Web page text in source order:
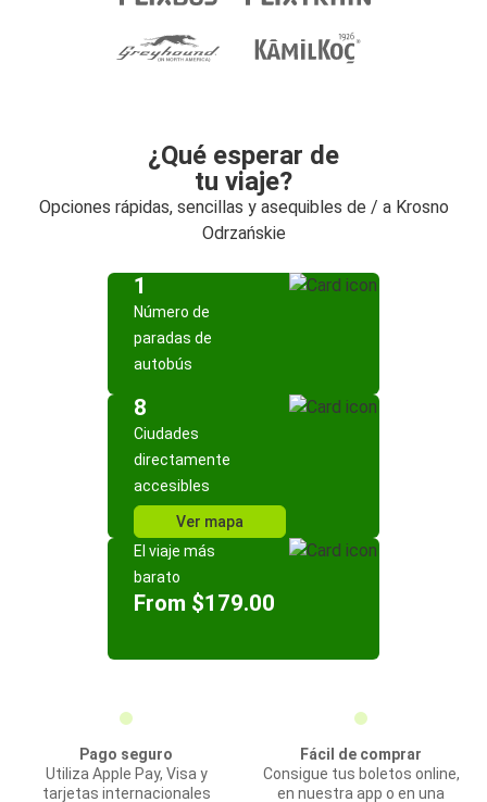
¿Qué esperar de
tu viaje?
Opciones rápidas, sencillas y asequibles de / a Krosno
Odrzańskie
1
Número de
paradas de
autobús
8
Ciudades
directamente
accesibles
Ver mapa
El viaje más
barato
From $179.00
Pago seguro
Utiliza Apple Pay, Visa y
tarjetas internacionales
Fácil de comprar
Consigue tus boletos online,
en nuestra app o en una